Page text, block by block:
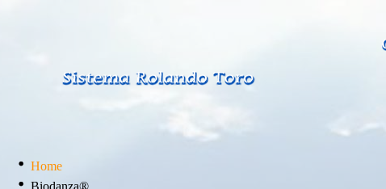
Home
Biodanza®